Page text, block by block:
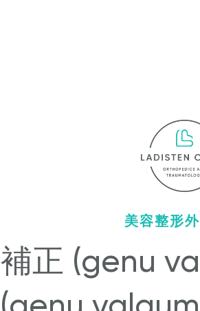
美容整形
補正 (genu